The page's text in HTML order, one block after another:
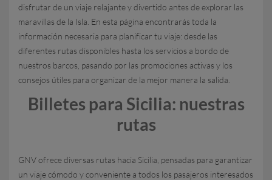
disfrutar de un viaje relajante y divertido antes de explorar las
maravillas de la Isla. En esta página encontrarás toda la
información necesaria para planificar tu viaje: desde las
diferentes rutas disponibles hasta los servicios a bordo de
nuestros barcos, pasando por las promociones activas y los
consejos útiles para organizar de la mejor manera la salida.
Billetes para Sicilia: nuestras
rutas
GNV ofrece diversas rutas hacia Sicilia, pensadas para garantizar
un viaje cómodo y conveniente a todos los pasajeros interesados